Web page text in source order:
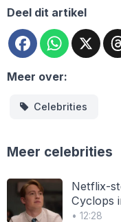
Deel dit artikel
Facebook
X
Meer over:
Celebrities
Meer celebrities
Netflix-
Cyclops
• 12:28